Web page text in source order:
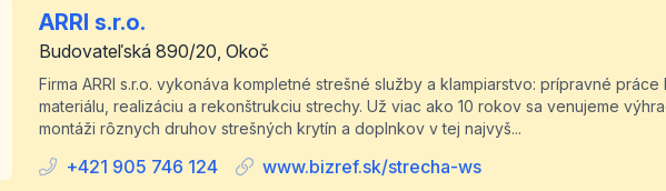
ARRI s.r.o.
Budovateľská 890/20, Okoč
Firma ARRI s.r.o. vykonáva kompletné strešné služby a klampiarstvo: prípravné
materiálu, realizáciu a rekonštrukciu strechy. Už viac ako 10 rokov sa venujeme
montáži rôznych druhov strešných krytín a doplnkov v tej najvyš...
+421 905 746 124 www.bizref.sk/strecha-ws